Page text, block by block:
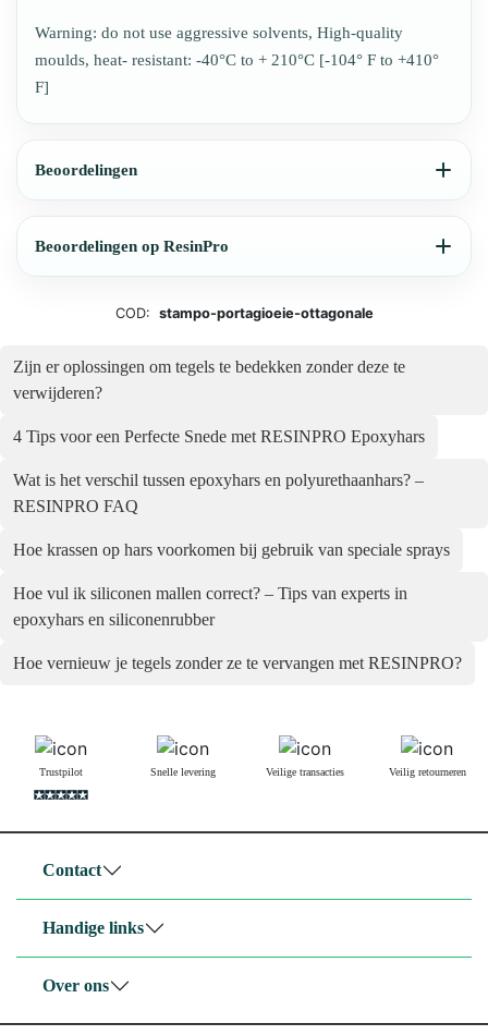
Warning: do not use aggressive solvents, High-quality
moulds, heat- resistant: -40°C to + 210°C [-104° F to +410°
F]
Beoordelingen
Beoordelingen op ResinPro
COD: stampo-portagioeie-ottagonale
Zijn er oplossingen om tegels te bedekken zonder deze te
verwijderen?
4 Tips voor een Perfecte Snede met RESINPRO Epoxyhars
Wat is het verschil tussen epoxyhars en polyurethaanhars? –
RESINPRO FAQ
Hoe krassen op hars voorkomen bij gebruik van speciale sprays
Hoe vul ik siliconen mallen correct? – Tips van experts in
epoxyhars en siliconenrubber
Hoe vernieuw je tegels zonder ze te vervangen met RESINPRO?
Trustpilot Snelle levering Veilige transacties Veilig retourneren
Contact
Handige links
Over ons